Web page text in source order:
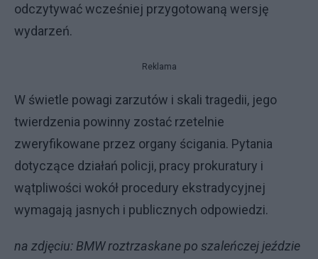
odczytywać wcześniej przygotowaną wersję
wydarzeń.
Reklama
W świetle powagi zarzutów i skali tragedii, jego
twierdzenia powinny zostać rzetelnie
zweryfikowane przez organy ścigania. Pytania
dotyczące działań policji, pracy prokuratury i
wątpliwości wokół procedury ekstradycyjnej
wymagają jasnych i publicznych odpowiedzi.
na zdjęciu: BMW roztrzaskane po szaleńczej jeździe